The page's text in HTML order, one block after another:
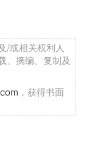
/或相关权利人
、摘编、复制及
，获得书面